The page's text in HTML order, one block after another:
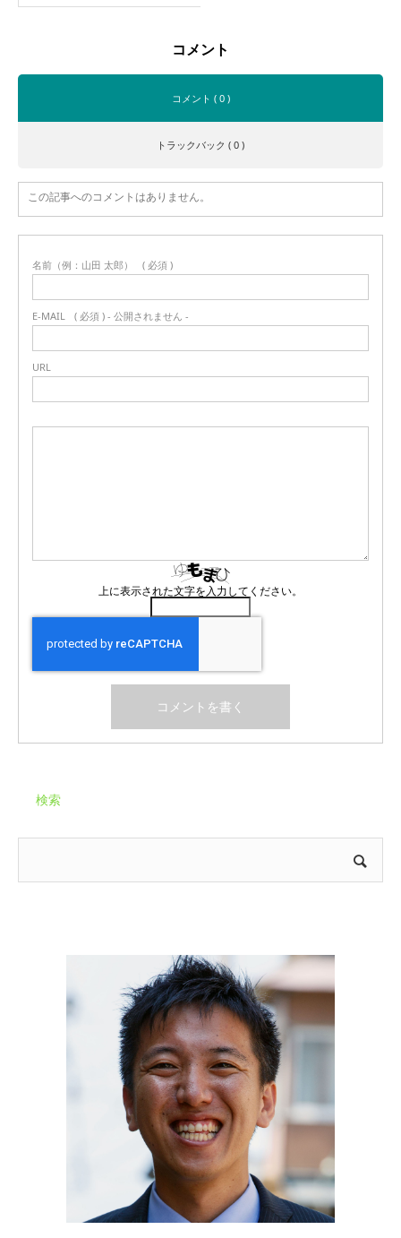
コメント
コメント ( 0 )
トラックバック ( 0 )
この記事へのコメントはありません。
名前（例：山田 太郎） ( 必須 )
E-MAIL ( 必須 ) - 公開されません -
URL
上に表示された文字を入力してください。
検索